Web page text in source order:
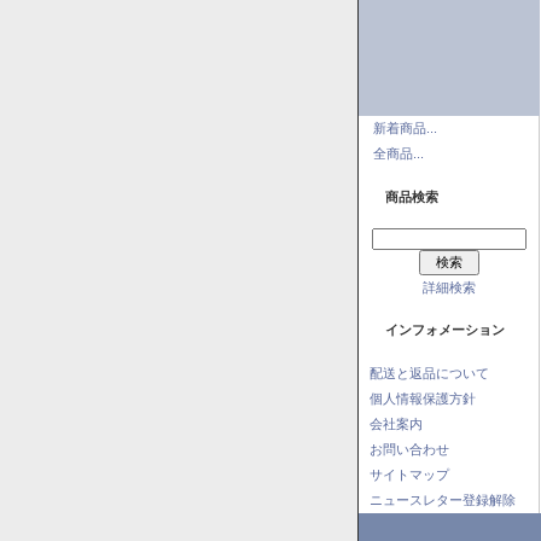
新着商品...
全商品...
商品検索
詳細検索
インフォメーション
配送と返品について
個人情報保護方針
会社案内
お問い合わせ
サイトマップ
ニュースレター登録解除